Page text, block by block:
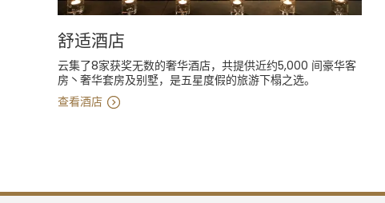
舒适酒店
云集了8家获奖无数的奢华酒店，共提供近约5,000 间豪华客
房丶奢华套房及别墅，是五星度假的旅游下榻之选。
查看酒店